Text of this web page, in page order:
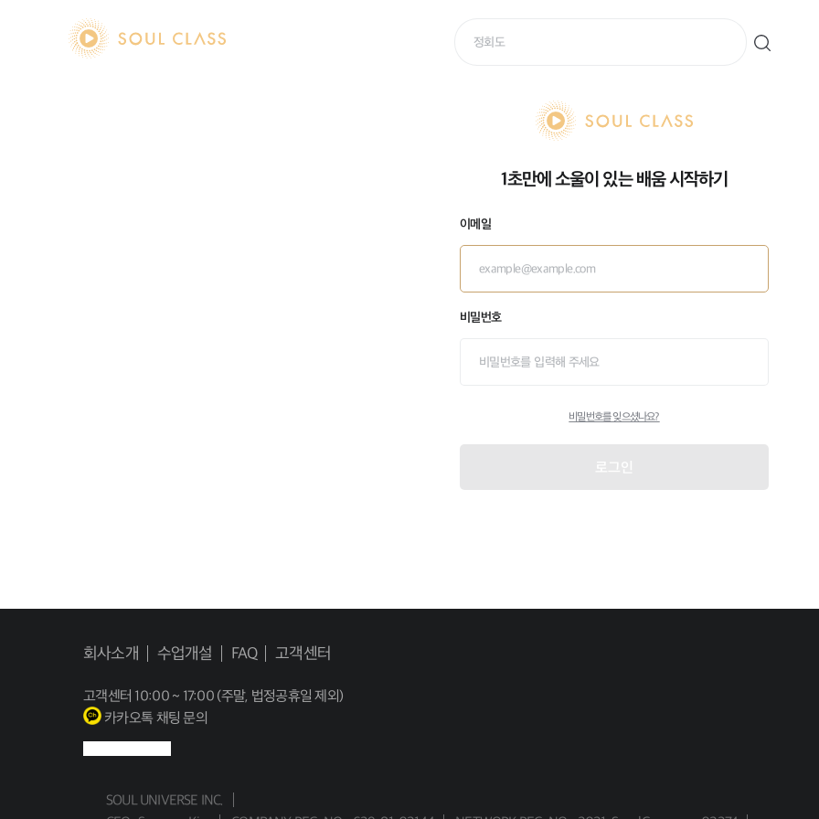
soul class
soul class
1초만에 소울이 있는 배움 시작하기
이메일
비밀번호
비밀번호를 잊으셨나요?
로그인
회사소개 수업개설 FAQ 고객센터
고객센터 10:00 ~ 17:00 (주말, 법정공휴일 제외)
카카오톡 채팅 문의
SOUL UNIVERSE INC.